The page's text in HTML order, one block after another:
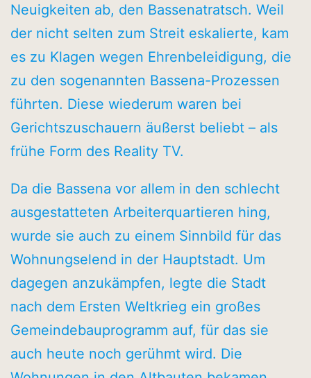
Neuigkeiten ab, den Bassenatratsch. Weil
der nicht selten zum Streit eskalierte, kam
es zu Klagen wegen Ehrenbeleidigung, die
zu den sogenannten Bassena-Prozessen
führten. Diese wiederum waren bei
Gerichtszuschauern äußerst beliebt – als
frühe Form des Reality TV.
Da die Bassena vor allem in den schlecht
ausgestatteten Arbeiterquartieren hing,
wurde sie auch zu einem Sinnbild für das
Wohnungselend in der Hauptstadt. Um
dagegen anzukämpfen, legte die Stadt
nach dem Ersten Weltkrieg ein großes
Gemeindebauprogramm auf, für das sie
auch heute noch gerühmt wird. Die